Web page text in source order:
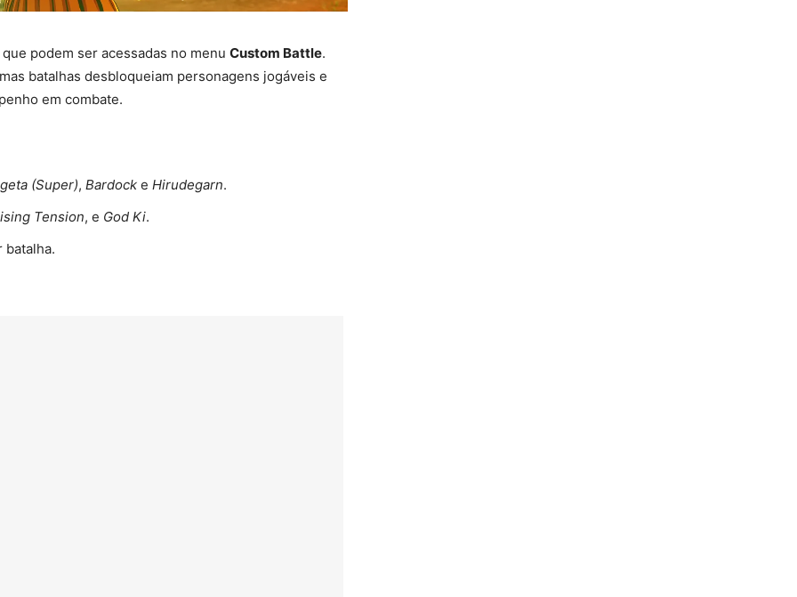
podem ser acessadas no menu Custom Battle.
batalhas desbloqueiam personagens jogáveis e
em combate.
(Super), Bardock e Hirudegarn.
Tension, e God Ki.
batalha.